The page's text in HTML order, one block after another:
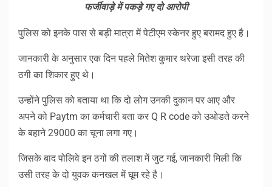
फर्जीवाड़े में पकड़े गए दो आरोपी
पुलिस को इनके पास से बड़ी मात्रा में पेटीएम स्केनर हुए बरामद हुए है।
जानकारी के अनुसार एक दिन पहले मितेश कुमार थरेजा इसी तरह की
ठगी का शिकार हुए थे।
उन्होंने पुलिस को बताया था कि दो लोग उनकी दुकान पर आए और
अपने को Paytm का कर्मचारी बता कर Q R code को उओडते करने
के बहाने 29000 का चूना लगा गए।
जिसके बाद पोलिवे इन ठगों की तलाश में जुट गई, जानकारी मिली कि
उसी तरह के दो युवक कनखल में घूम रहे है।